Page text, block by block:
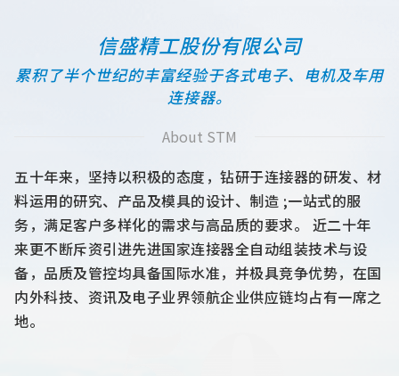
信盛精工股份有限公司
累积了半个世纪的丰富经验于各式电子、电机及车用
连接器。
About STM
五十年来，坚持以积极的态度， 钻研于连接器的研发、材
料运用的研究、产品及模具的设计、制造 ;一站式的服
务，满足客户多样化的需求与高品质的要求。 近二十年
来更不断斥资引进先进国家连接器全自动组装技术与设
备，品质及管控均具备国际水准，并极具竞争优势， 在国
内外科技、资讯及电子业界领航企业供应链均占有一席之
地。